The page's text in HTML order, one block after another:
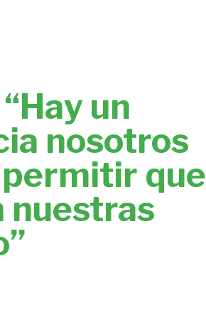
un
nosotros
que
nuestras